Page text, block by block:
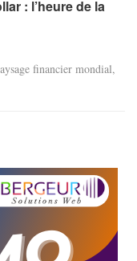
: l’heure de la
financier mondial,